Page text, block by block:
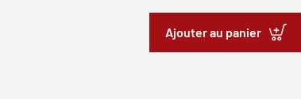
Ajouter au panier